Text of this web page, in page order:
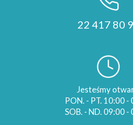
22 417 80
Jesteśmy
PON. - PT. 10:00 -
SOB. - ND. 09:00 -